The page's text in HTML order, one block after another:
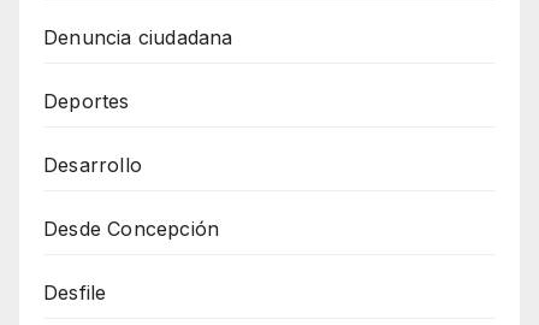
Denuncia ciudadana
Deportes
Desarrollo
Desde Concepción
Desfile